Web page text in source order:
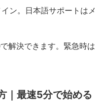
ン。日本語サポートはメ
解決できます。緊急時は
｜最速5分で始める